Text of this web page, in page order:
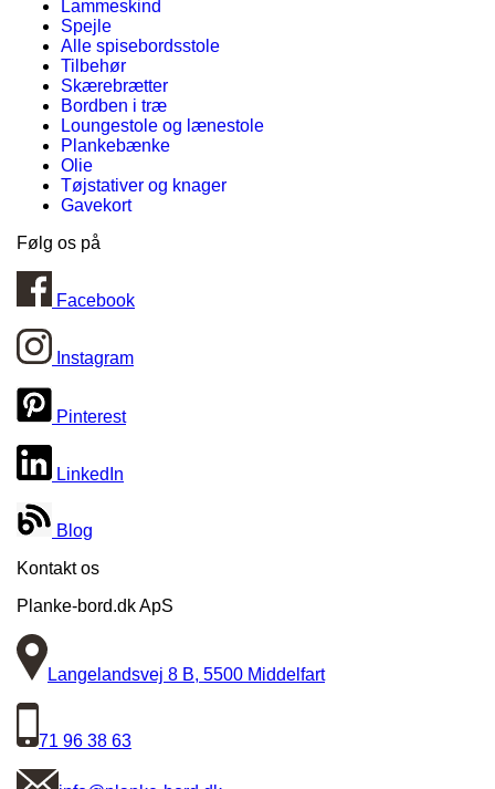
Lammeskind
Spejle
Alle spisebordsstole
Tilbehør
Skærebrætter
Bordben i træ
Loungestole og lænestole
Plankebænke
Olie
Tøjstativer og knager
Gavekort
Følg os på
Facebook
Instagram
Pinterest
LinkedIn
Blog
Kontakt os
Planke-bord.dk ApS
Langelandsvej 8 B, 5500 Middelfart
71 96 38 63